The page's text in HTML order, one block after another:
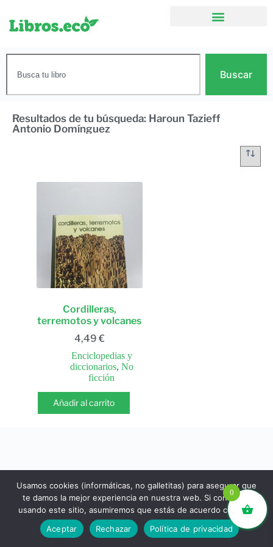
Buscar
Resultados de tu búsqueda: Haroun Tazieff
Antonio Domínguez
Cordilleras,
terremotos y volcanes
4,49 €
Enciclopedias y
diccionarios, No
ficción
Añadir al carrito
libros.eco © - Desde Barcelona para el mundo 💚 |
Devoluciones y reembolsos|Política de Privacidad
0
Usamos cookies (informáticas, no galletitas) para asegurar que
te damos la mejor experiencia en nuestra web. Si continúas
usando este sitio, asumiremos que estás de acuerdo con ello.
Aceptar
Rechazar Política de privacidad